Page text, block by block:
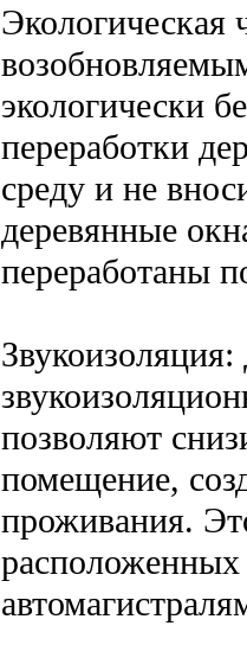
Экологическая
экологически
переработки
среду и не
деревянные
переработаны
позволяют
помещение,
проживания.